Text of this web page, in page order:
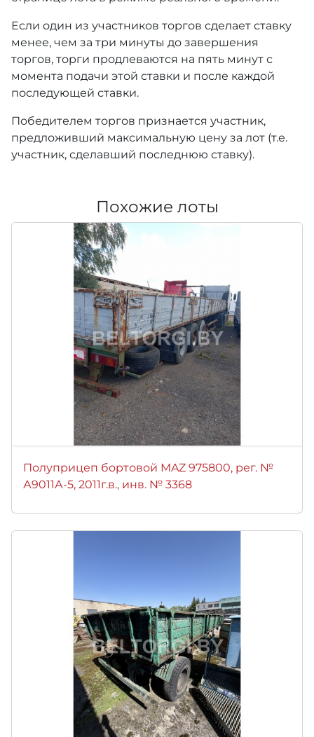
Если один из участников торгов сделает ставку
менее, чем за три минуты до завершения
торгов, торги продлеваются на пять минут с
момента подачи этой ставки и после каждой
последующей ставки.
Победителем торгов признается участник,
предложивший максимальную цену за лот (т.е.
участник, сделавший последнюю ставку).
Похожие лоты
Полуприцеп бортовой MAZ 975800, рег. №
А9011А-5, 2011г.в., инв. № 3368